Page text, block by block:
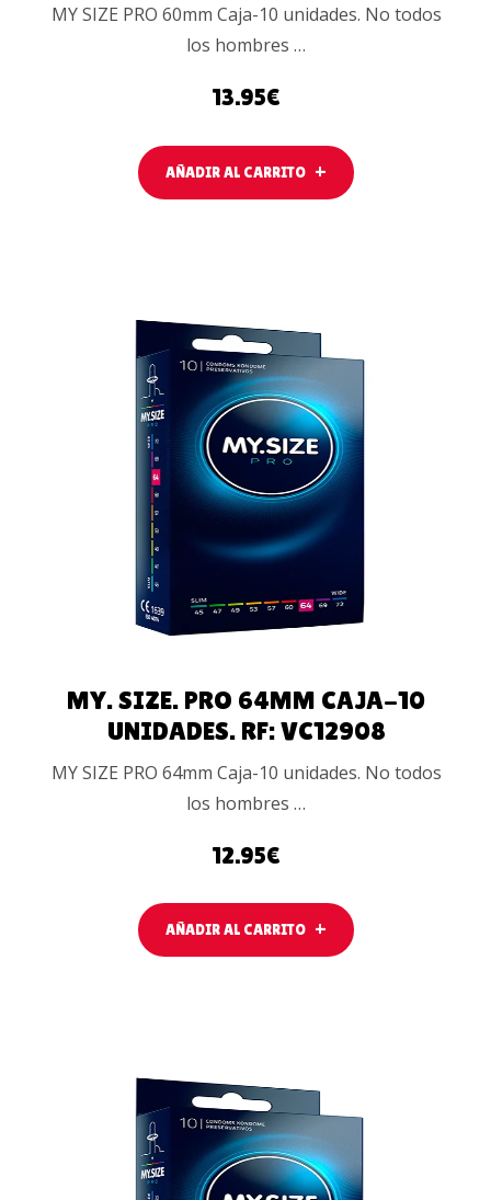
MY SIZE PRO 60mm Caja-10 unidades. No todos
los hombres …
13.95€
AÑADIR AL CARRITO
AÑADIR AL
CARRITO
MY. SIZE. PRO 64MM CAJA-10
UNIDADES. RF: VC12908
MY SIZE PRO 64mm Caja-10 unidades. No todos
los hombres …
12.95€
AÑADIR AL CARRITO